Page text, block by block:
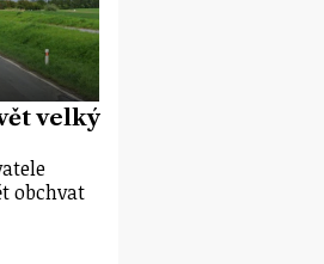
velký
obchvat